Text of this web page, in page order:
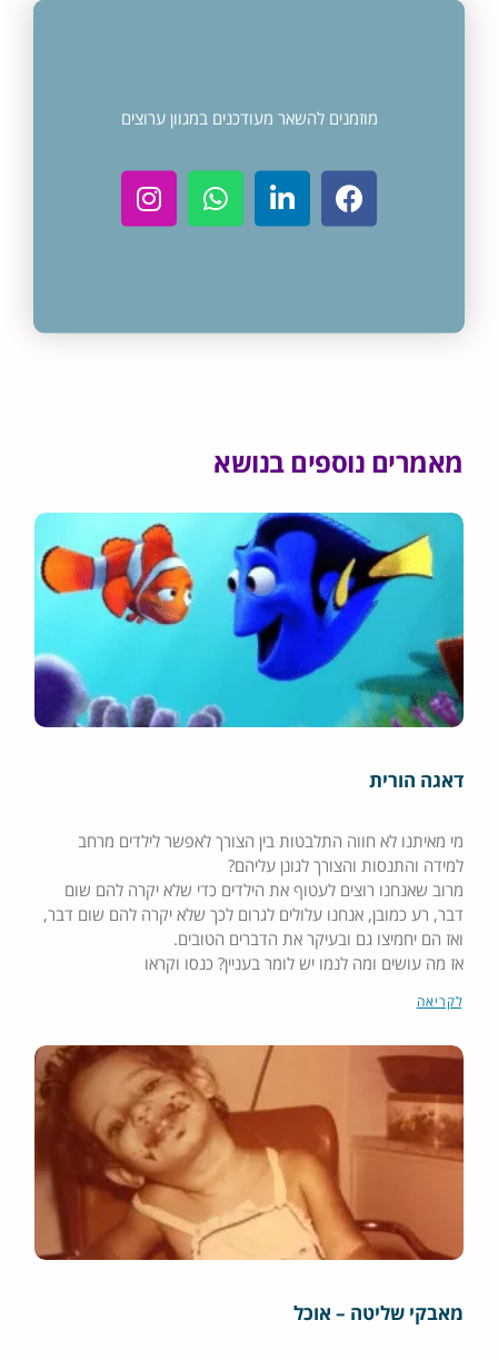
מוזמנים להשאר מעודכנים במגוון ערוצים
מאמרים נוספים בנושא
דאגה הורית
מי מאיתנו לא חווה התלבטות בין הצורך לאפשר לילדים מרחב
למידה והתנסות והצורך לגונן עליהם?
מרוב שאנחנו רוצים לעטוף את הילדים כדי שלא יקרה להם שום
דבר, רע כמובן, אנחנו עלולים לגרום לכך שלא יקרה להם שום דבר,
ואז הם יחמיצו גם ובעיקר את הדברים הטובים.
אז מה עושים ומה לנמו יש לומר בעניין? כנסו וקראו
לקריאה
מאבקי שליטה – אוכל